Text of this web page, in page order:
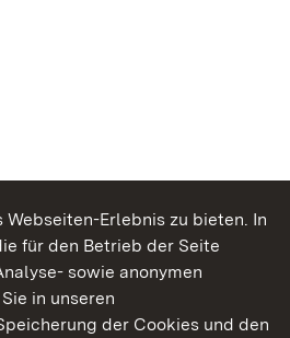
Erlebnis zu bieten. In
für den Betrieb der Seite
sowie anonymen
in unseren
der Cookies und den